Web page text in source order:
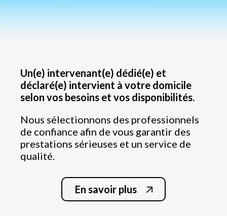
Un(e) intervenant(e) dédié(e) et
déclaré(e) intervient à votre domicile
selon vos besoins et vos disponibilités.
Nous sélectionnons des professionnels
de confiance afin de vous garantir des
prestations sérieuses et un service de
qualité.
En savoir plus